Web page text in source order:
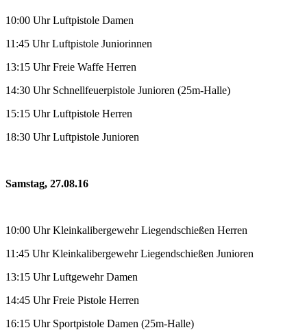
10:00 Uhr Luftpistole Damen
11:45 Uhr Luftpistole Juniorinnen
13:15 Uhr Freie Waffe Herren
14:30 Uhr Schnellfeuerpistole Junioren (25m-Halle)
15:15 Uhr Luftpistole Herren
18:30 Uhr Luftpistole Junioren
Samstag, 27.08.16
10:00 Uhr Kleinkalibergewehr Liegendschießen Herren
11:45 Uhr Kleinkalibergewehr Liegendschießen Junioren
13:15 Uhr Luftgewehr Damen
14:45 Uhr Freie Pistole Herren
16:15 Uhr Sportpistole Damen (25m-Halle)